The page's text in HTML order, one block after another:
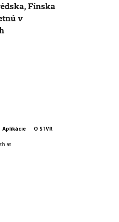
Fínska
v
Aplikácie O STVR